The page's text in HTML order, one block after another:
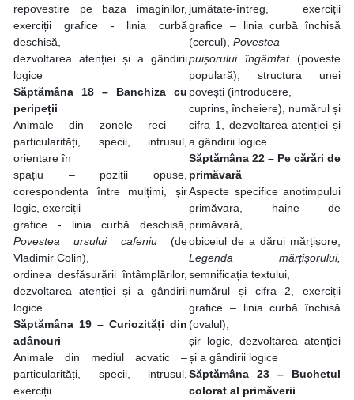
repovestire pe baza imaginilor,
exerciții grafice - linia curbă
deschisă,
dezvoltarea atenției și a gândirii
logice
Săptămâna 18 – Banchiza cu
peripeții
Animale din zonele reci –
particularități, specii, intrusul,
orientare în
spațiu – poziții opuse,
corespondența între mulțimi, șir
logic, exerciții
grafice - linia curbă deschisă,
Povestea ursului cafeniu (de
Vladimir Colin),
ordinea desfășurării întâmplărilor,
dezvoltarea atenției și a gândirii
logice
Săptămâna 19 – Curiozități din
adâncuri
Animale din mediul acvatic –
particularități, specii, intrusul,
exerciții
jumătate-întreg, exerciții
grafice – linia curbă închisă
(cercul), Povestea
puișorului îngâmfat (poveste
populară), structura unei
povești (introducere,
cuprins, încheiere), numărul și
cifra 1,
dezvoltarea atenției și
a gândirii logice
Săptămâna 22 – Pe cărări de
primăvară
Aspecte specifice anotimpului
primăvara, haine de
primăvară,
obiceiul de a dărui mărțișore,
Legenda mărțișorului,
semnificația textului,
numărul și cifra 2, exerciții
grafice – linia curbă închisă
(ovalul),
șir logic, dezvoltarea atenției
și a gândirii logice
Săptămâna 23 – Buchetul
colorat al primăverii